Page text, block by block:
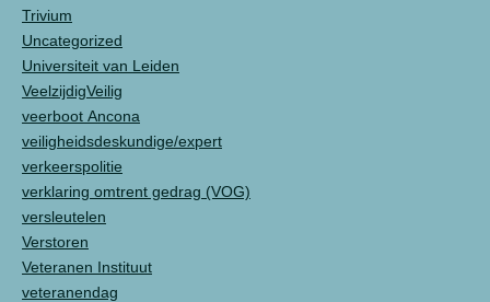
Trivium
Uncategorized
Universiteit van Leiden
VeelzijdigVeilig
veerboot Ancona
veiligheidsdeskundige/expert
verkeerspolitie
verklaring omtrent gedrag (VOG)
versleutelen
Verstoren
Veteranen Instituut
veteranendag